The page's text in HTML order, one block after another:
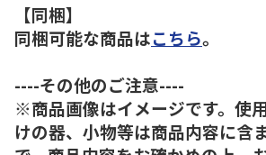
【同梱】
同梱可能な商品はこちら。
----その他のご注意----
※商品画像はイメージです。使
けの器、小物等は商品内容に含